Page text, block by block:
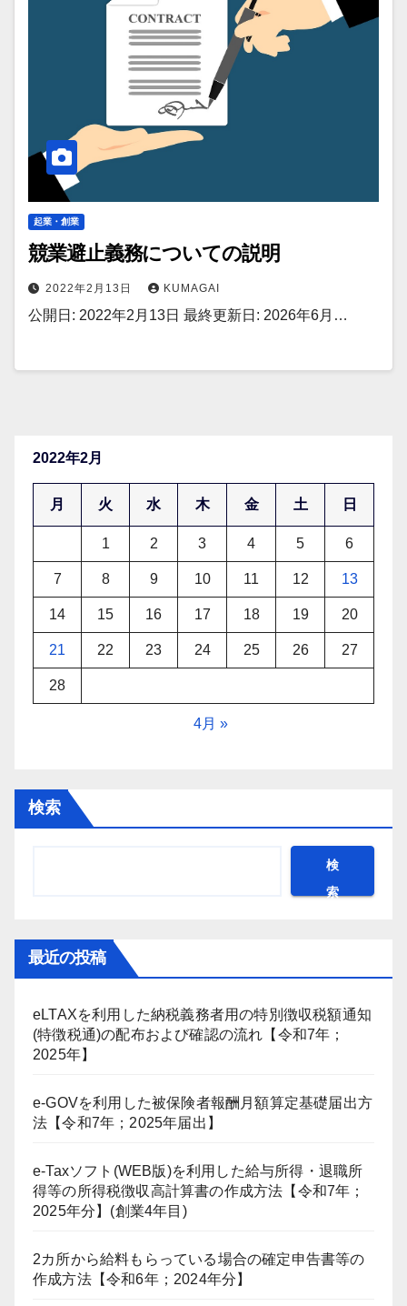
起業・創業
競業避止義務についての説明
2022年2月13日 KUMAGAI
公開日: 2022年2月13日 最終更新日: 2026年6月…
2022年2月
月 火 水 木 金 土 日
1 2 3 4 5 6
7 8 9 10 11 12 13
14 15 16 17 18 19 20
21 22 23 24 25 26 27
28
4月 »
検索
検
索
最近の投稿
eLTAXを利用した納税義務者用の特別徴収税額通知
(特徴税通)の配布および確認の流れ【令和7年；
2025年】
e-GOVを利用した被保険者報酬月額算定基礎届出方
法【令和7年；2025年届出】
e-Taxソフト(WEB版)を利用した給与所得・退職所
得等の所得税徴収高計算書の作成方法【令和7年；
2025年分】(創業4年目)
2カ所から給料もらっている場合の確定申告書等の
作成方法【令和6年；2024年分】